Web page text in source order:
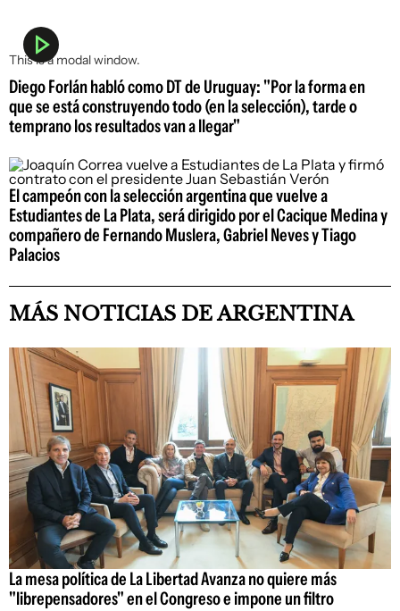
This is a modal window.
Diego Forlán habló como DT de Uruguay: "Por la forma en
que se está construyendo todo (en la selección), tarde o
temprano los resultados van a llegar"
El campeón con la selección argentina que vuelve a
Estudiantes de La Plata, será dirigido por el Cacique Medina y
compañero de Fernando Muslera, Gabriel Neves y Tiago
Palacios
MÁS NOTICIAS DE ARGENTINA
La mesa política de La Libertad Avanza no quiere más
"librepensadores" en el Congreso e impone un filtro